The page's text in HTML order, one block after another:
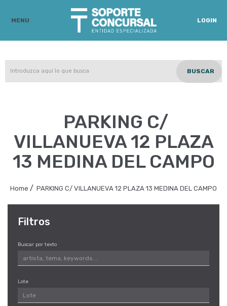
MENU LOGIN
BUSCAR
PARKING C/
VILLANUEVA 12 PLAZA
13 MEDINA DEL CAMPO
Home / PARKING C/ VILLANUEVA 12 PLAZA 13 MEDINA DEL CAMPO
Filtros
Buscar por texto
Lote